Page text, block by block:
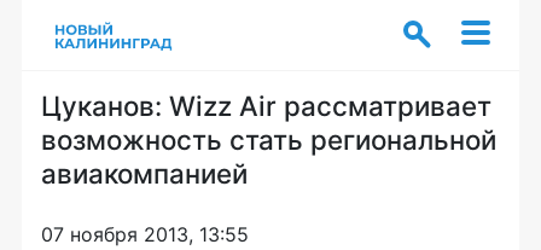
Цуканов: Wizz Air рассматривает
возможность стать региональной
авиакомпанией
07 ноября 2013, 13:55